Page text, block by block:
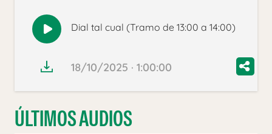
Reproducir
audio
Dial tal cual (Tramo de 13:00 a 14:00)
18/10/2025 · 1:00:00
ÚLTIMOS AUDIOS